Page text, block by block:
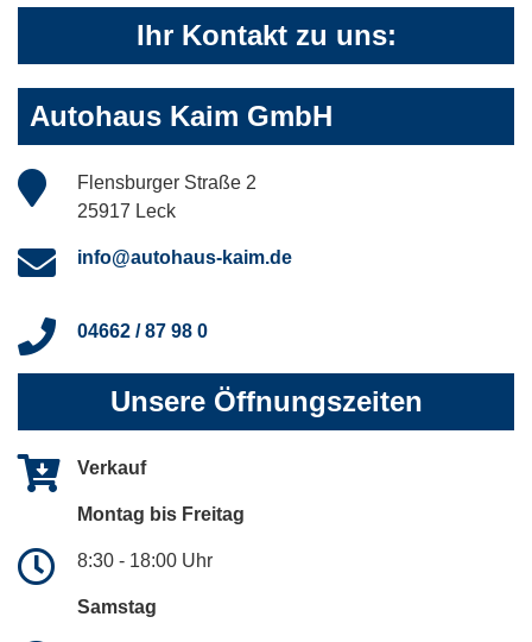
Ihr Kontakt zu uns:
Autohaus Kaim GmbH
Flensburger Straße 2
25917 Leck
info@autohaus-kaim.de
04662 / 87 98 0
Unsere Öffnungszeiten
Verkauf
Montag bis Freitag
8:30 - 18:00 Uhr
Samstag